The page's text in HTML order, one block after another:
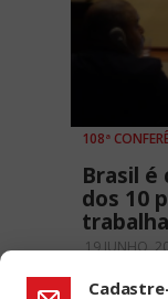
108ª
Brasil é
dos 10
19 JUNHO,